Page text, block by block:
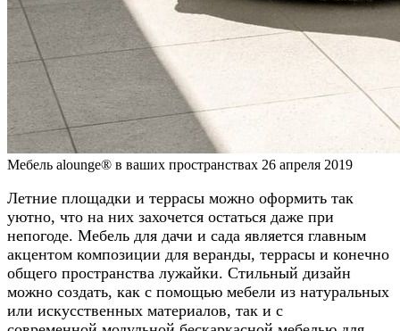
Мебель alounge® в ваших пространствах 26 апреля 2019
Летние площадки и террасы можно оформить так
уютно, что на них захочется остаться даже при
непогоде. Мебель для дачи и сада является главным
акцентом композиции для веранды, террасы и конечно
общего пространства лужайки. Стильный дизайн
можно создать, как с помощью мебели из натуральных
или искусственных материалов, так и с